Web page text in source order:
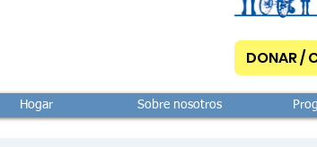
DONAR /
Hogar Sobre nosotros